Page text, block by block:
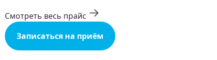
Смотреть весь прайс
Записаться на приём